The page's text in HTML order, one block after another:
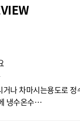
나 차마시는용도로 정
냉수온수…